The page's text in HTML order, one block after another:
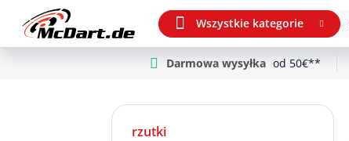
Przejdź do wyszukiwania
Przejdź do głównej nawigacji
Wszystkie kategorie
Darmowa wysyłka od 50€**
rzutki